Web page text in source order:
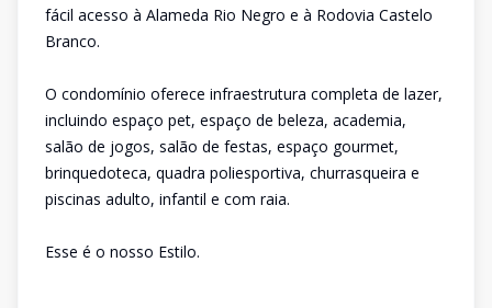
fácil acesso à Alameda Rio Negro e à Rodovia Castelo
Branco.
O condomínio oferece infraestrutura completa de lazer,
incluindo espaço pet, espaço de beleza, academia,
salão de jogos, salão de festas, espaço gourmet,
brinquedoteca, quadra poliesportiva, churrasqueira e
piscinas adulto, infantil e com raia.
Esse é o nosso Estilo.